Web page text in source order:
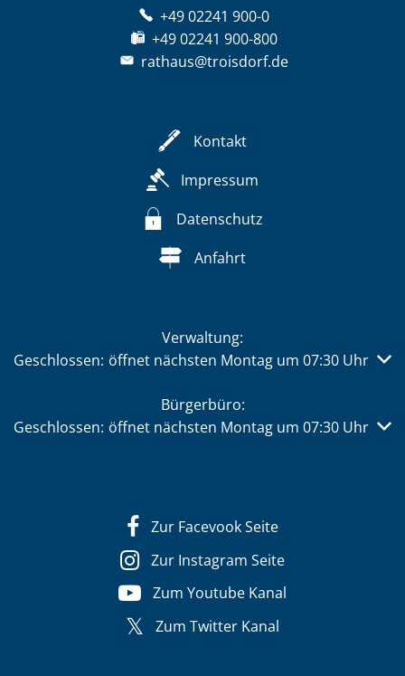
+49 02241 900-0
+49 02241 900-800
rathaus@troisdorf.de
Kontakt
Impressum
Datenschutz
Anfahrt
Verwaltung:
Klicken, um weitere Öffnungs- oder Schließzeiten
Geschlossen: öffnet nächsten Montag um 07:30 Uhr
Bürgerbüro:
Klicken, um weitere Öffnungs- oder Schließzeiten
Geschlossen: öffnet nächsten Montag um 07:30 Uhr
Zur Facevook Seite
Zur Instagram Seite
Zum Youtube Kanal
Zum Twitter Kanal